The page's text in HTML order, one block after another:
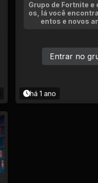
Grupo de Fortnite e
os, lá você
entos e novos
há 1 ano
Entrar no